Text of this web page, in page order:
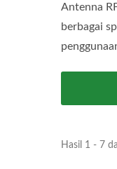
Antenna
berbagai
Hasil 1 - 7